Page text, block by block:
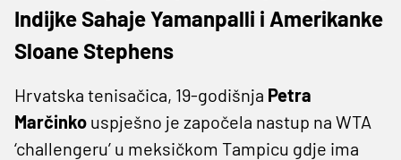
Indijke Sahaje Yamanpalli i Amerikanke
Sloane Stephens
Hrvatska tenisačica, 19-godišnja Petra
Marčinko uspješno je započela nastup na WTA
‘challengeru’ u meksičkom Tampicu gdje ima